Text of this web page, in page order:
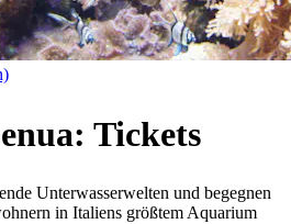
Tickets
Unterwasserwelten und begegnen
in Italiens größtem Aquarium